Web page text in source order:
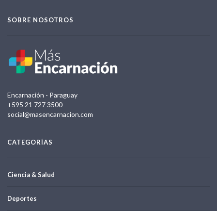
SOBRE NOSOTROS
Encarnación - Paraguay
+595 21 727 3500
social@masencarnacion.com
CATEGORÍAS
Ciencia & Salud
Deportes